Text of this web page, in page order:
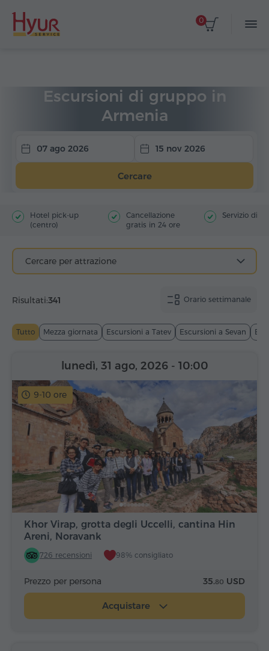
0
Escursioni di gruppo in
Armenia
07 ago 2026 15 nov 2026
Cercare
Hotel pick-up
(centro)
Cancellazione
gratis in 24 ore
Servizio di
Cercare per attrazione
Orario settimanale
Risultati:341
Tutto Mezza giornata Escursioni a Tatev Escursioni a Sevan
9-10 ore
Khor Virap, grotta degli Uccelli, cantina Hin
Areni, Noravank
726 recensioni 98% consigliato
lunedì, 31 ago, 2026 - 10:00
Prezzo per persona 35.80 USD
Acquistare